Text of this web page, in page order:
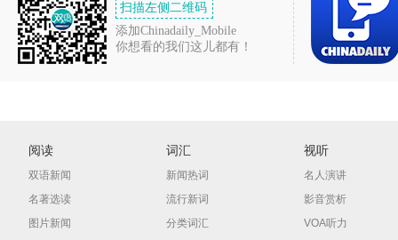
扫描左侧二维码
添加Chinadaily_Mobile
你想看的我们这儿都有！
阅读
双语新闻
名著选读
图片新闻
词汇
新闻热词
流行新词
分类词汇
视听
名人演讲
影音赏析
VOA听力